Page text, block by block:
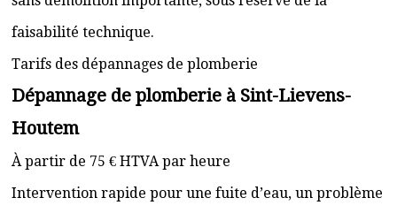
faisabilité technique.
Tarifs des dépannages de plomberie
Dépannage de plomberie à Sint-Lievens-
Houtem
À partir de 75 € HTVA par heure
Intervention rapide pour une fuite d’eau, un problème